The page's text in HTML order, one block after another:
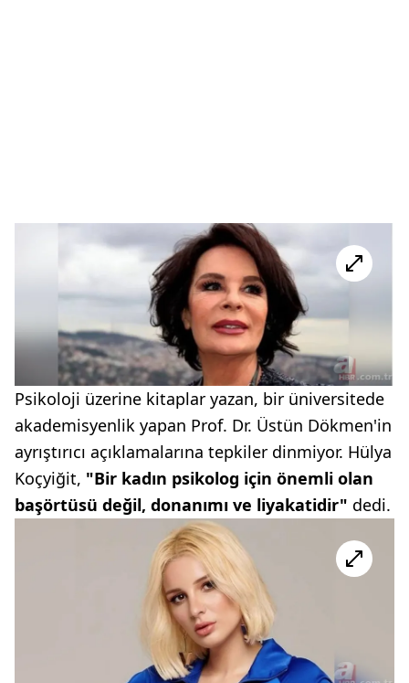
Psikoloji üzerine kitaplar yazan, bir üniversitede
akademisyenlik yapan Prof. Dr. Üstün Dökmen'in
ayrıştırıcı açıklamalarına tepkiler dinmiyor. Hülya
Koçyiğit, "Bir kadın psikolog için önemli olan
başörtüsü değil, donanımı ve liyakatidir" dedi.